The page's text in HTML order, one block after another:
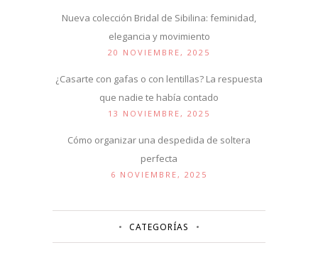
Nueva colección Bridal de Sibilina: feminidad,
elegancia y movimiento
20 NOVIEMBRE, 2025
¿Casarte con gafas o con lentillas? La respuesta
que nadie te había contado
13 NOVIEMBRE, 2025
Cómo organizar una despedida de soltera
perfecta
6 NOVIEMBRE, 2025
CATEGORÍAS